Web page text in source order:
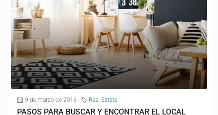
9 de marzo de 2016 Real Estate
PASOS PARA BUSCAR Y ENCONTRAR EL LOCAL